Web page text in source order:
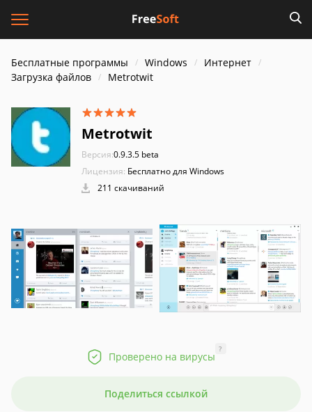
Бесплатные программы Windows
Интернет
Загрузка файлов
Metrotwit
Metrotwit
Версия:0.9.3.5 beta
Лицензия: Бесплатно для Windows
211 скачиваний
Проверено на вирусы
?
Поделиться ссылкой